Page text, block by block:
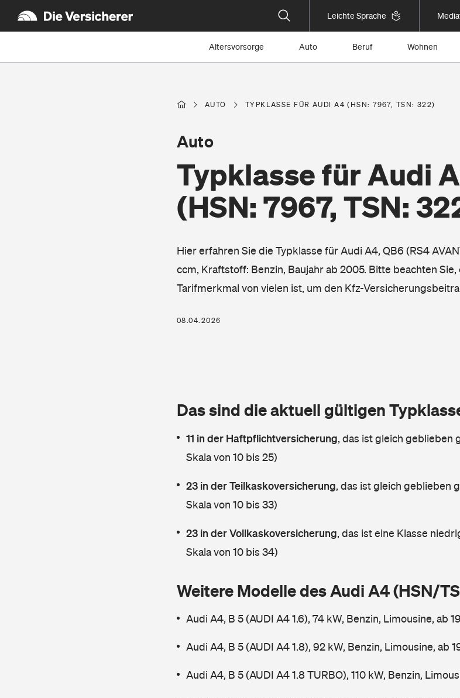
Leichte Sprache
Altersvorsorge Auto Beruf Wohnen
AUTO TYPKLASSE FÜR AUDI A4 (HSN: 7967, TSN: 322)
Typklasse für Audi
(HSN: 7967, TSN:
Auto
Hier erfahren Sie die Typklasse für Audi A4, QB6 (RS4
ccm, Kraftstoff: Benzin, Baujahr ab 2005. Bitte beachten
Tarifmerkmal von vielen ist, um den Kfz-
08.04.2026
Das sind die aktuell gültigen
11 in der Haftpflichtversicherung, das ist gleich geblieben
Skala von 10 bis 25)
23 in der Teilkaskoversicherung, das ist gleich geblieben
Skala von 10 bis 33)
23 in der Vollkaskoversicherung, das ist eine Klasse
Skala von 10 bis 34)
Weitere Modelle des Audi A4 (HSN/
Audi A4, B 5 (AUDI A4 1.6), 74 kW, Benzin, Limousine, ab
Audi A4, B 5 (AUDI A4 1.8), 92 kW, Benzin, Limousine, ab
Audi A4, B 5 (AUDI A4 1.8 TURBO), 110 kW, Benzin,